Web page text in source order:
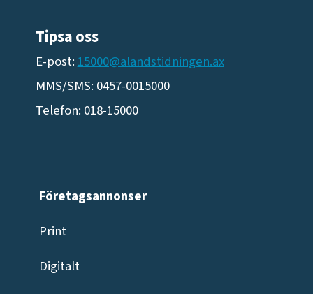
Tipsa oss
E-post: 15000@alandstidningen.ax
MMS/SMS: 0457-0015000
Telefon: 018-15000
Företagsannonser
Print
Digitalt